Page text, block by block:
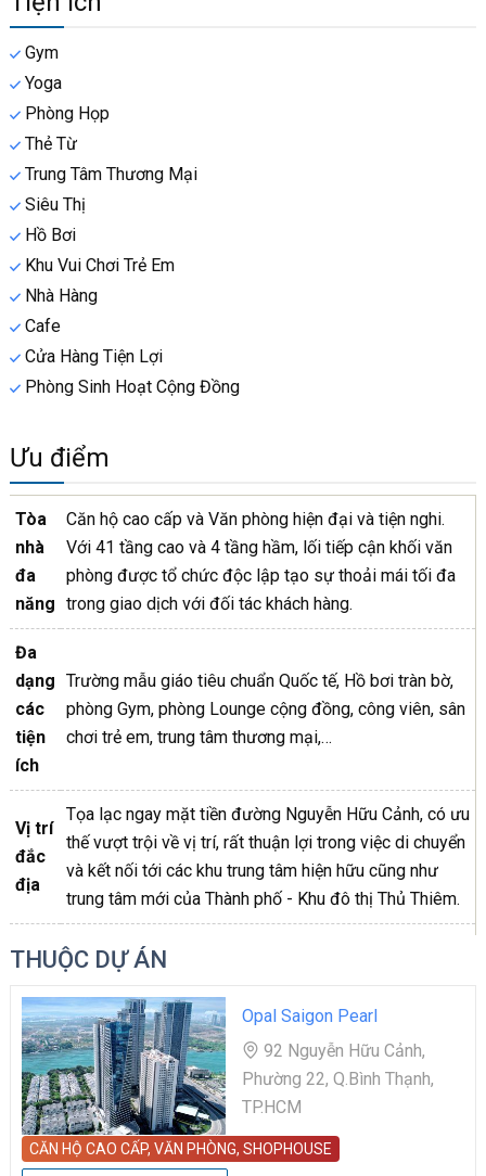
Gym
Yoga
Phòng Họp
Thẻ Từ
Trung Tâm Thương Mại
Siêu Thị
Hồ Bơi
Khu Vui Chơi Trẻ Em
Nhà Hàng
Cafe
Cửa Hàng Tiện Lợi
Phòng Sinh Hoạt Cộng Đồng
Ưu điểm
Tòa
nhà
đa
năng
Căn hộ cao cấp và Văn phòng hiện đại và tiện nghi.
Với 41 tầng cao và 4 tầng hầm, lối tiếp cận khối văn
phòng được tổ chức độc lập tạo sự thoải mái tối đa
trong giao dịch với đối tác khách hàng.
Đa
dạng
các
tiện
ích
Trường mẫu giáo tiêu chuẩn Quốc tế, Hồ bơi tràn bờ,
phòng Gym, phòng Lounge cộng đồng, công viên, sân
chơi trẻ em, trung tâm thương mại,…
Vị trí
đắc
địa
Tọa lạc ngay mặt tiền đường Nguyễn Hữu Cảnh, có ưu
thế vượt trội về vị trí, rất thuận lợi trong việc di chuyển
và kết nối tới các khu trung tâm hiện hữu cũng như
trung tâm mới của Thành phố - Khu đô thị Thủ Thiêm.
THUỘC DỰ ÁN
Opal Saigon Pearl
92 Nguyễn Hữu Cảnh,
Phường 22, Q.Bình Thạnh,
TP.HCM
CĂN HỘ CAO CẤP, VĂN PHÒNG, SHOPHOUSE